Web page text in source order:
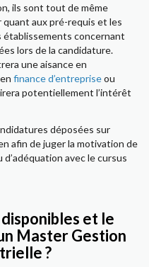
ils sont tout de même
aux pré-requis et les
établissements concernant
lors de la candidature.
une aisance en
finance d’entrepriseou
potentiellement l’intérêt
déposées sur
afin de juger la motivation de
avec le cursus
et le
Master Gestion
?